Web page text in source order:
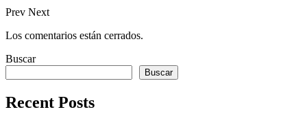
Prev Next
Los comentarios están cerrados.
Buscar
Buscar
Recent Posts